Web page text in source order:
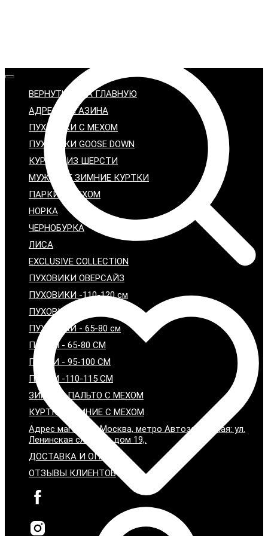
ВЕРНУТЬСЯ НА ГЛАВНУЮ
АДРЕС МАГАЗИНА
ПУХОВИКИ С МЕХОМ
ПУХОВИКИ GOOSE DOWN
КУРТКИ ИЗ ШЕРСТИ
МУЖСКИЕ ЗИМНИЕ КУРТКИ
ПАРКИ С МЕХОМ
НОРКА
ЧЕРНОБУРКА
ЛИСА
EXCLUSIVE COLLECTION
ПУХОВИКИ ОВЕРСАЙЗ
ПУХОВИКИ -110-120 см
ПУХОВИКИ - 95-100 см
ПУХОВИКИ - 65-80 см
ПАРКИ - 65-80 СМ
ПАРКИ - 95-100 СМ
ПАРКИ -110-115 СМ
ЗИМНИЕ ПАЛЬТО С МЕХОМ
КУРТКИ ЗИМНИЕ С МЕХОМ
Адрес магазина: Москва, метро Автозаводская: ул.
Ленинская слобода дом 19,.
ДОСТАВКА И ОПЛАТА
ОТЗЫВЫ КЛИЕНТОВ